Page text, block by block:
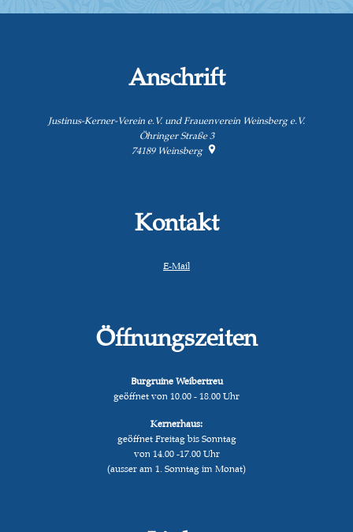
Anschrift
Justinus-Kerner-Verein e.V. und Frauenverein Weinsberg e.V.
Öhringer Straße 3
74189 Weinsberg
Kontakt
E-Mail
Öffnungszeiten
Burgruine Weibertreu
geöffnet von 10.00 - 18.00 Uhr
Kernerhaus:
geöffnet Freitag bis Sonntag
von 14.00 -17.00 Uhr
(ausser am 1. Sonntag im Monat)